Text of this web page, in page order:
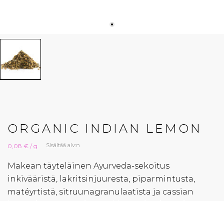
ORGANIC INDIAN LEMON
0,08 € / g Sisältää alv:n
Makean täyteläinen Ayurveda-sekoitus
inkivääristä, lakritsinjuuresta, piparmintusta,
matéyrtistä, sitruunagranulaatista ja cassian